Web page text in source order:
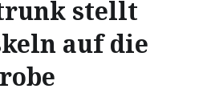
stellt
auf die